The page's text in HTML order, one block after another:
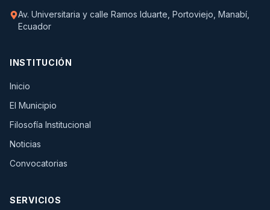
Av. Universitaria y calle Ramos Iduarte, Portoviejo, Manabí,
Ecuador
INSTITUCIÓN
Inicio
El Municipio
Filosofía Institucional
Noticias
Convocatorias
SERVICIOS